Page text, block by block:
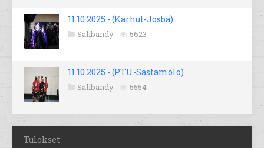
11.10.2025 - (Karhut-Josba)
Salibandy 5623
11.10.2025 - (PTU-Sastamolo)
Salibandy 5554
Tulokset